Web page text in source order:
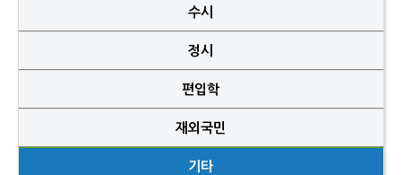
수시
정시
편입학
재외국민
기타